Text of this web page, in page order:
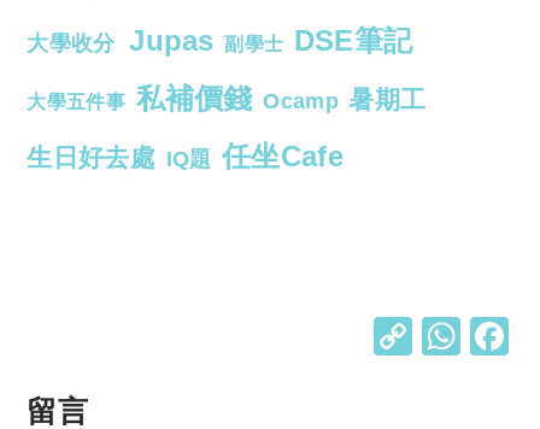
大學收分 Jupas 副學士 DSE筆記
大學五件事 私補價錢 Ocamp 暑期工
生日好去處 IQ題 任坐Cafe
C W
留言